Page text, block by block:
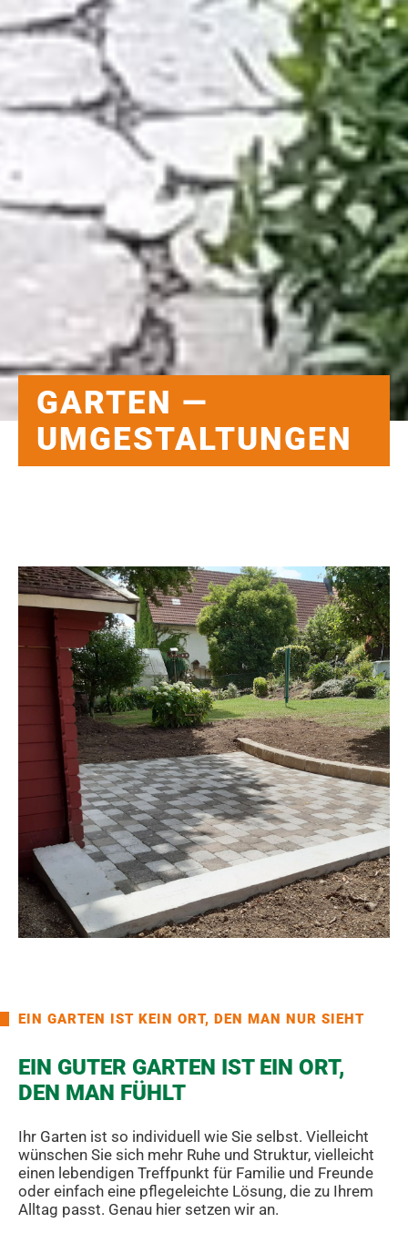
GARTEN —
UMGESTALTUNGEN
EIN GARTEN IST KEIN ORT, DEN MAN NUR SIEHT
EIN GUTER GARTEN IST EIN ORT,
DEN MAN FÜHLT
Ihr Garten ist so individuell wie Sie selbst. Vielleicht
wünschen Sie sich mehr Ruhe und Struktur, vielleicht
einen lebendigen Treffpunkt für Familie und Freunde
oder einfach eine pflegeleichte Lösung, die zu Ihrem
Alltag passt. Genau hier setzen wir an.